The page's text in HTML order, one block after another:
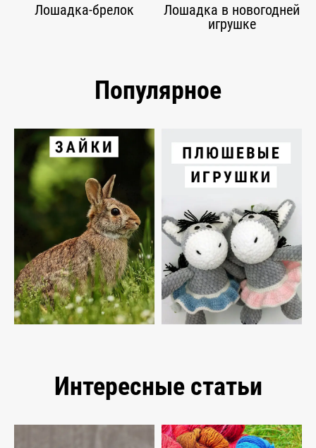
Лошадка-брелок
Лошадка в новогодней
игрушке
Популярное
Интересные статьи